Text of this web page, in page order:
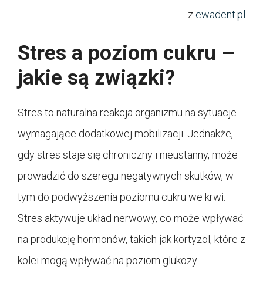
z ewadent.pl
Stres a poziom cukru –
jakie są związki?
Stres to naturalna reakcja organizmu na sytuacje
wymagające dodatkowej mobilizacji. Jednakże,
gdy stres staje się chroniczny i nieustanny, może
prowadzić do szeregu negatywnych skutków, w
tym do podwyższenia poziomu cukru we krwi.
Stres aktywuje układ nerwowy, co może wpływać
na produkcję hormonów, takich jak kortyzol, które z
kolei mogą wpływać na poziom glukozy.